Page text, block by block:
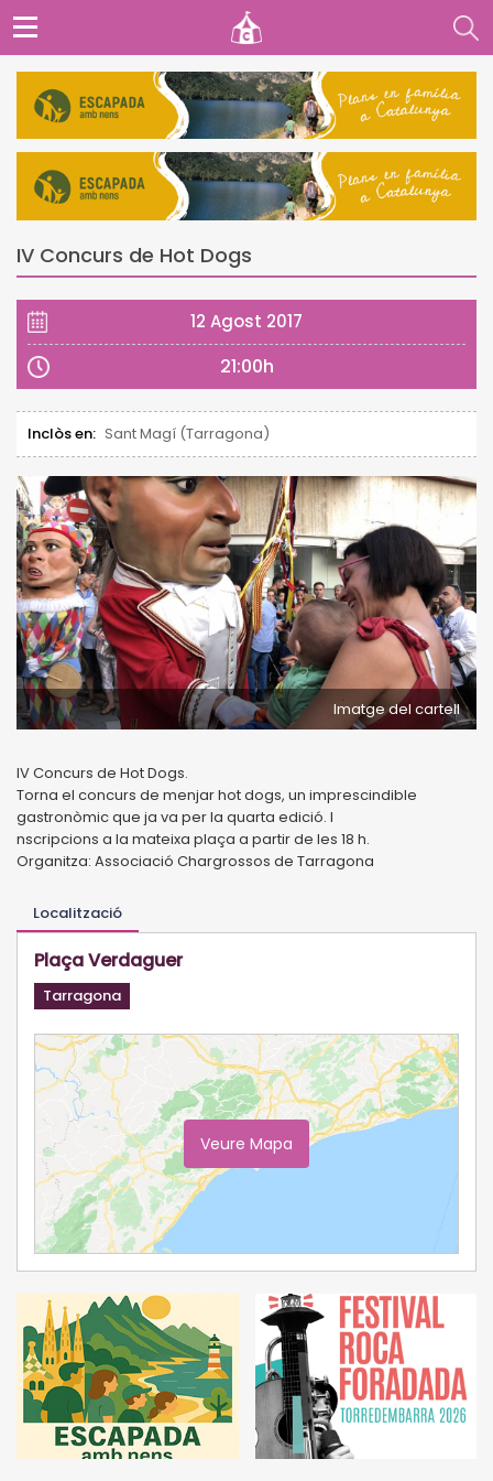
IV Concurs de Hot Dogs
12 Agost 2017
21:00h
Inclòs en: Sant Magí (Tarragona)
Imatge del cartell
IV Concurs de Hot Dogs.
Torna el concurs de menjar hot dogs, un imprescindible
gastronòmic que ja va per la quarta edició. I
nscripcions a la mateixa plaça a partir de les 18 h.
Organitza: Associació Chargrossos de Tarragona
Localització
Plaça Verdaguer
Tarragona
Veure Mapa